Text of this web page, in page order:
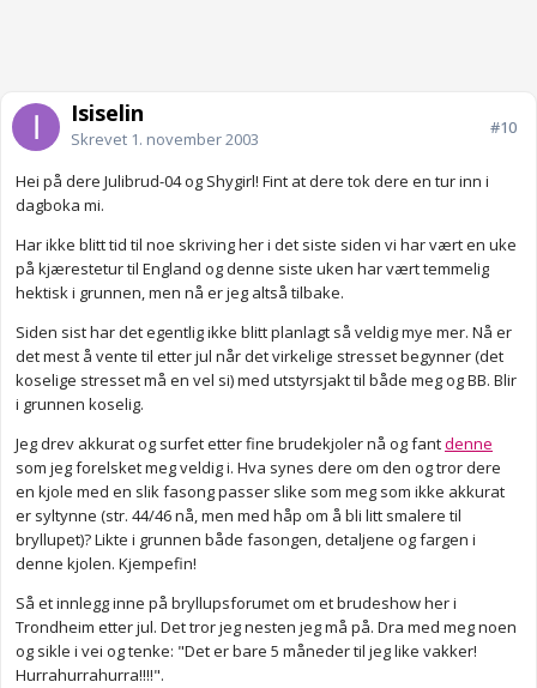
Isiselin
Skrevet 1. november 2003
#10
Hei på dere Julibrud-04 og Shygirl! Fint at dere tok dere en tur inn i
dagboka mi.
Har ikke blitt tid til noe skriving her i det siste siden vi har vært en uke
på kjærestetur til England og denne siste uken har vært temmelig
hektisk i grunnen, men nå er jeg altså tilbake.
Siden sist har det egentlig ikke blitt planlagt så veldig mye mer. Nå er
det mest å vente til etter jul når det virkelige stresset begynner (det
koselige stresset må en vel si) med utstyrsjakt til både meg og BB. Blir
i grunnen koselig.
Jeg drev akkurat og surfet etter fine brudekjoler nå og fantdenne
som jeg forelsket meg veldig i. Hva synes dere om den og tror dere
en kjole med en slik fasong passer slike som meg som ikke akkurat
er syltynne (str. 44/46 nå, men med håp om å bli litt smalere til
bryllupet)? Likte i grunnen både fasongen, detaljene og fargen i
denne kjolen. Kjempefin!
Så et innlegg inne på bryllupsforumet om et brudeshow her i
Trondheim etter jul. Det tror jeg nesten jeg må på. Dra med meg noen
og sikle i vei og tenke: "Det er bare 5 måneder til jeg like vakker!
Hurrahurrahurra!!!!".